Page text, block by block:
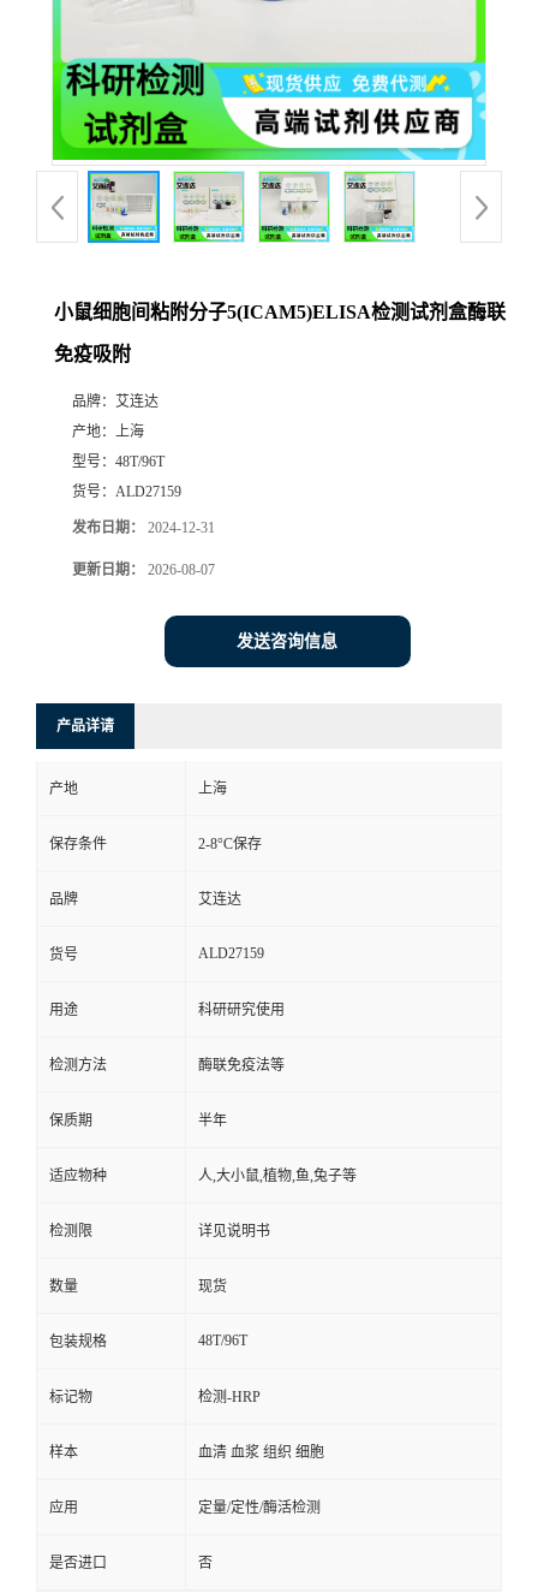
小鼠细胞间粘附分子5(ICAM5)ELISA检测试剂盒酶联
免疫吸附
品牌： 艾连达
产地： 上海
型号： 48T/96T
货号： ALD27159
发布日期： 2024-12-31
更新日期： 2026-08-07
发送咨询信息
产品详请
产地 上海
保存条件 2-8°C保存
品牌 艾连达
货号 ALD27159
用途 科研研究使用
检测方法 酶联免疫法等
保质期 半年
适应物种 人,大小鼠,植物,鱼,兔子等
检测限 详见说明书
数量 现货
包装规格 48T/96T
标记物 检测-HRP
样本 血清 血浆 组织 细胞
应用 定量/定性/酶活检测
是否进口 否